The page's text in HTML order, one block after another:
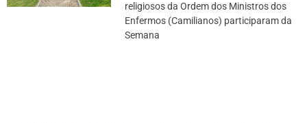
religiosos da Ordem dos Ministros dos
Enfermos (Camilianos) participaram da
Semana